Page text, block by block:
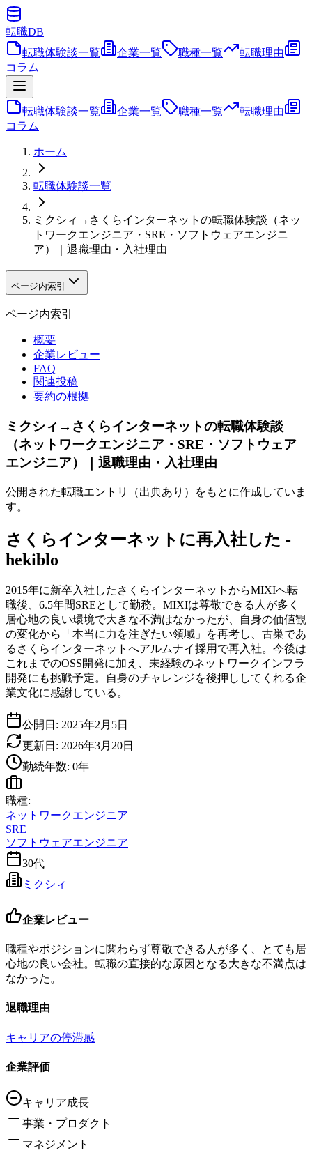
転職DB
転職体験談一覧
企業一覧 職種一覧
転職理由
コラム
転職体験談一覧 企業一覧 職種一覧
転職理由
コラム
ホーム
転職体験談一覧
ミクシィ→さくらインターネットの転職体験談（ネッ
トワークエンジニア・SRE・ソフトウェアエンジニ
ア）｜退職理由・入社理由
ページ内索引
ページ内索引
概要
企業レビュー
FAQ
関連投稿
要約の根拠
ミクシィ→さくらインターネットの転職体験談
（ネットワークエンジニア・SRE・ソフトウェア
エンジニア）｜退職理由・入社理由
公開された転職エントリ（出典あり）をもとに作成していま
す。
さくらインターネットに再入社した -
hekiblo
2015年に新卒入社したさくらインターネットからMIXIへ転
職後、6.5年間SREとして勤務。MIXIは尊敬できる人が多く
居心地の良い環境で大きな不満はなかったが、自身の価値観
の変化から「本当に力を注ぎたい領域」を再考し、古巣であ
るさくらインターネットへアルムナイ採用で再入社。今後は
これまでのOSS開発に加え、未経験のネットワークインフラ
開発にも挑戦予定。自身のチャレンジを後押ししてくれる企
業文化に感謝している。
公開日: 2025年2月5日
更新日: 2026年3月20日
勤続年数: 0年
職種:
ネットワークエンジニア
SRE
ソフトウェアエンジニア
30代
ミクシィ
企業レビュー
職種やポジションに関わらず尊敬できる人が多く、とても居
心地の良い会社。転職の直接的な原因となる大きな不満点は
なかった。
退職理由
キャリアの停滞感
企業評価
キャリア成長
事業・プロダクト
マネジメント